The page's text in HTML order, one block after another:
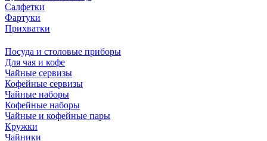
Салфетки
Фартуки
Прихватки
Посуда и столовые приборы
Для чая и кофе
Чайные сервизы
Кофейные сервизы
Чайные наборы
Кофейные наборы
Чайные и кофейные пары
Кружки
Чайники